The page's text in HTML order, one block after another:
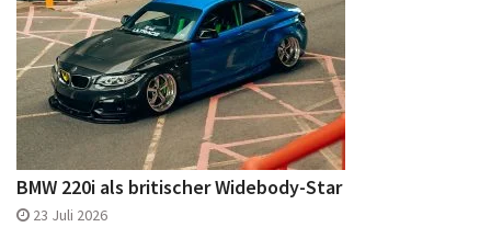
BMW 220i als britischer Widebody-Star
23 Juli 2026